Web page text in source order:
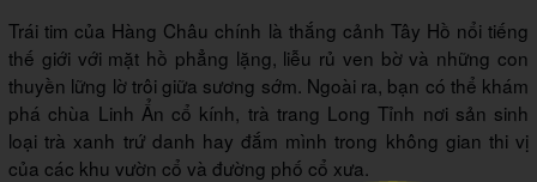
Trái tim của Hàng Châu chính là thắng cảnh Tây Hồ nổi tiếng
thế giới với mặt hồ phẳng lặng, liễu rủ ven bờ và những con
thuyền lững lờ trôi giữa sương sớm. Ngoài ra, bạn có thể khám
phá chùa Linh Ẩn cổ kính, trà trang Long Tỉnh nơi sản sinh
loại trà xanh trứ danh hay đắm mình trong không gian thi vị
của các khu vườn cổ và đường phố cổ xưa.